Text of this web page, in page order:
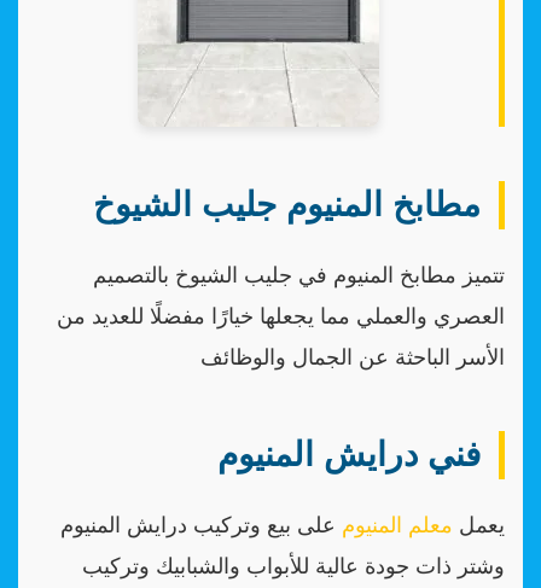
مطابخ المنيوم جليب الشيوخ
تتميز مطابخ المنيوم في جليب الشيوخ بالتصميم
العصري والعملي مما يجعلها خيارًا مفضلًا للعديد من
الأسر الباحثة عن الجمال والوظائف
فني درايش المنيوم
يعمل معلم المنيوم على بيع وتركيب درايش المنيوم
وشتر ذات جودة عالية للأبواب والشبابيك وتركيب